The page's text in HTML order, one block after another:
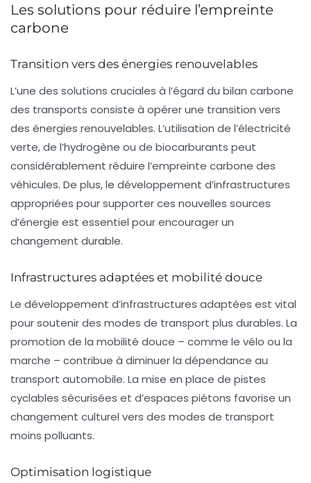
Les solutions pour réduire l’empreinte
carbone
Transition vers des énergies renouvelables
L’une des solutions cruciales à l’égard du bilan carbone
des transports consiste à opérer une transition vers
des énergies renouvelables. L’utilisation de l’électricité
verte, de l’hydrogène ou de biocarburants peut
considérablement réduire l’empreinte carbone des
véhicules. De plus, le développement d’infrastructures
appropriées pour supporter ces nouvelles sources
d’énergie est essentiel pour encourager un
changement durable.
Infrastructures adaptées et mobilité douce
Le développement d’infrastructures adaptées est vital
pour soutenir des modes de transport plus durables. La
promotion de la mobilité douce – comme le vélo ou la
marche – contribue à diminuer la dépendance au
transport automobile. La mise en place de pistes
cyclables sécurisées et d’espaces piétons favorise un
changement culturel vers des modes de transport
moins polluants.
Optimisation logistique